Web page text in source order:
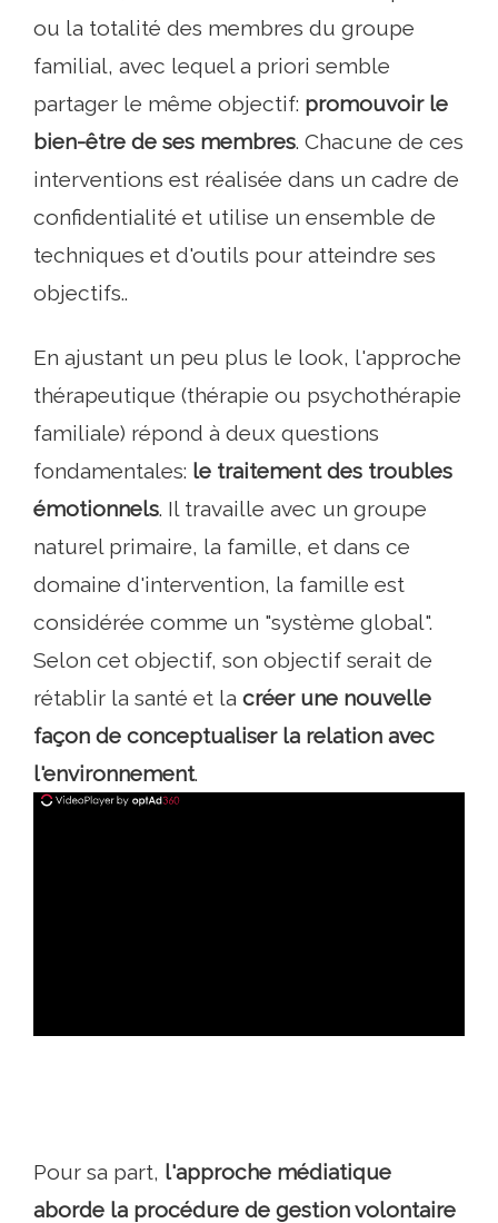
ou la totalité des membres du groupe
familial, avec lequel a priori semble
partager le même objectif: promouvoir le
bien-être de ses membres. Chacune de ces
interventions est réalisée dans un cadre de
confidentialité et utilise un ensemble de
techniques et d'outils pour atteindre ses
objectifs..
En ajustant un peu plus le look, l'approche
thérapeutique (thérapie ou psychothérapie
familiale) répond à deux questions
fondamentales: le traitement des troubles
émotionnels. Il travaille avec un groupe
naturel primaire, la famille, et dans ce
domaine d'intervention, la famille est
considérée comme un "système global".
Selon cet objectif, son objectif serait de
rétablir la santé et la créer une nouvelle
façon de conceptualiser la relation avec
l'environnement.
Pour sa part, l'approche médiatique
aborde la procédure de gestion volontaire